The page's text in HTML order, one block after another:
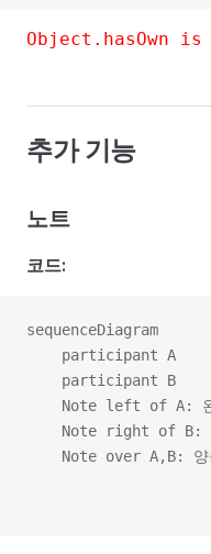
Object.hasOwn
추가 기능
노트
코드:
sequenceDiagram
    participant A
    participant B
Note left of A:
Note right of B: